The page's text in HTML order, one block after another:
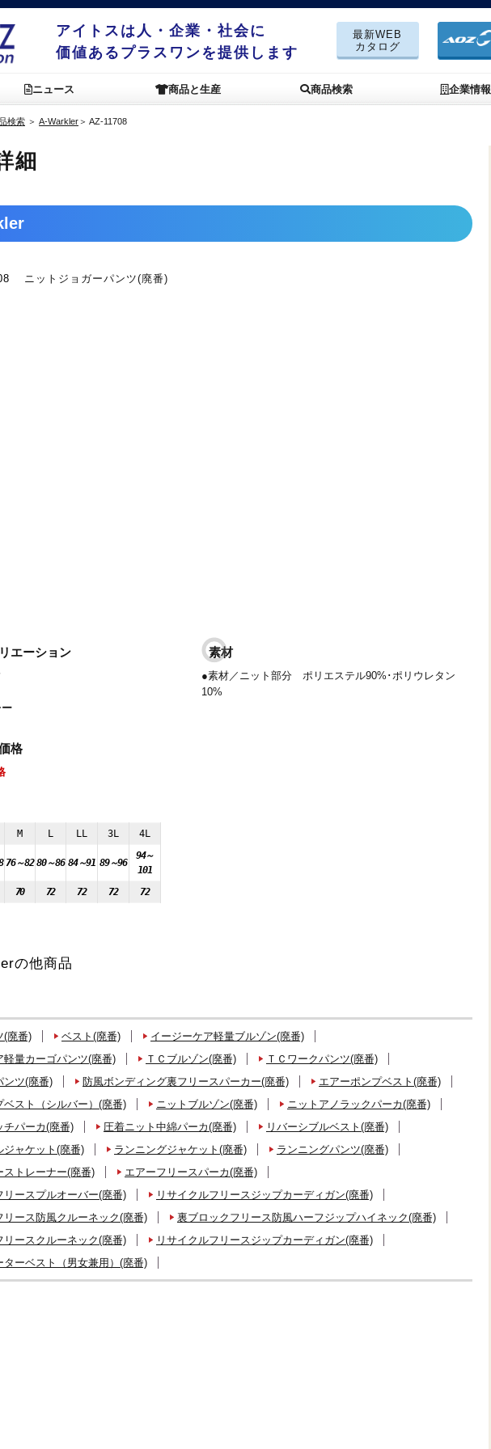
アイトスは人・企業・社会に
価値あるプラスワンを提供します
最新WEB
カタログ
ニュース 商品と生産 商品検索 企業情報
検索 ＞ A-Warkler＞ AZ-11708
細
ニットジョガーパンツ(廃番)
エーション 素材
●素材／ニット部分 ポリエステル90%･ポリウレタン
10%
格
M L LL 3L 4L
76～82 80～86 84～91 89～96
94～
101
70 72 72 72 72
の他商品
(廃番) ベスト(廃番)
イージーケア軽量ブルゾン(廃番)
軽量カーゴパンツ(廃番)
ＴＣブルゾン(廃番)
ＴＣワークパンツ(廃番)
ンツ(廃番)
防風ボンディング裏フリースパーカー(廃番)
エアーポンプベスト(廃番)
ベスト（シルバー）(廃番)
ニットブルゾン(廃番)
ニットアノラックパーカ(廃番)
チパーカ(廃番)
圧着ニット中綿パーカ(廃番)
リバーシブルベスト(廃番)
ジャケット(廃番)
ランニングジャケット(廃番)
ランニングパンツ(廃番)
ストレーナー(廃番)
エアーフリースパーカ(廃番)
リースプルオーバー(廃番)
リサイクルフリースジップカーディガン(廃番)
リース防風クルーネック(廃番)
裏ブロックフリース防風ハーフジップハイネック(廃番)
リースクルーネック(廃番)
リサイクルフリースジップカーディガン(廃番)
ターベスト（男女兼用）(廃番)